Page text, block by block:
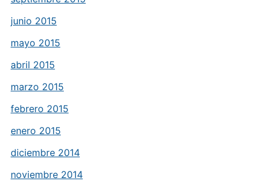
junio 2015
mayo 2015
abril 2015
marzo 2015
febrero 2015
enero 2015
diciembre 2014
noviembre 2014